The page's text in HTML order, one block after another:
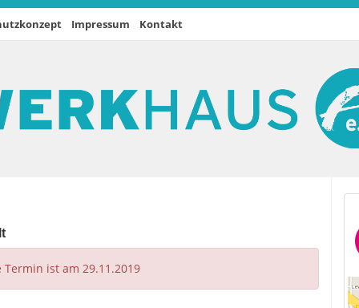
Impressum Kontakt
ist am 29.11.2019